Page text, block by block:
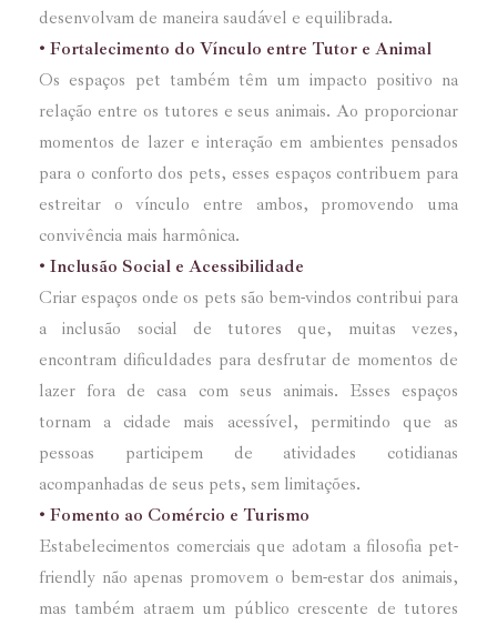
desenvolvam de maneira saudável e equilibrada.
• Fortalecimento do Vínculo entre Tutor e Animal
Os espaços pet também têm um impacto positivo na
relação entre os tutores e seus animais. Ao proporcionar
momentos de lazer e interação em ambientes pensados
para o conforto dos pets, esses espaços contribuem para
estreitar o vínculo entre ambos, promovendo uma
convivência mais harmônica.
• Inclusão Social e Acessibilidade
Criar espaços onde os pets são bem-vindos contribui para
a inclusão social de tutores que, muitas vezes,
encontram dificuldades para desfrutar de momentos de
lazer fora de casa com seus animais. Esses espaços
tornam a cidade mais acessível, permitindo que as
pessoas participem de atividades cotidianas
acompanhadas de seus pets, sem limitações.
• Fomento ao Comércio e Turismo
Estabelecimentos comerciais que adotam a filosofia pet-
friendly não apenas promovem o bem-estar dos animais,
mas também atraem um público crescente de tutores